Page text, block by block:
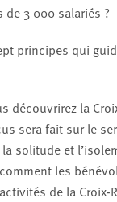
de 3 000 salariés ?
principes qui
la
sera fait sur le
solitude et
les
de la Croix-